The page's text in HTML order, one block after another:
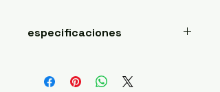
especificaciones
Modelo: Vintage Sector Dial
“Bullseye”